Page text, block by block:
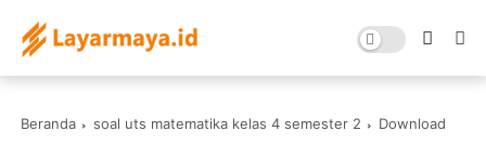
Beranda soal uts matematika kelas 4 semester 2
Download